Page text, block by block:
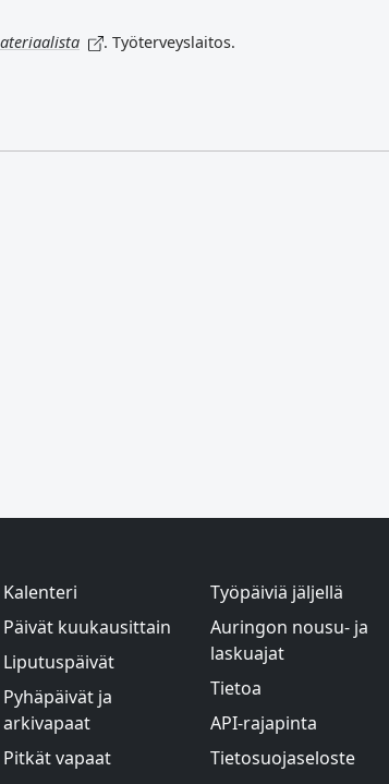
. Työterveyslaitos.
Kalenteri
Päivät kuukausittain
Liputuspäivät
Pyhäpäivät ja
arkivapaat
Pitkät vapaat
Työpäiviä jäljellä
Auringon nousu- ja
laskuajat
Tietoa
API-rajapinta
Tietosuojaseloste